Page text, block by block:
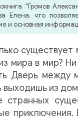
"Громов
Елена, что
и основная
существует
мира в мир?
Дверь между
выходишь из
странных
приключения.